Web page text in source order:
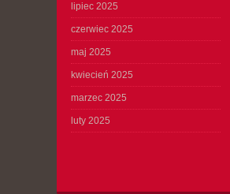
lipiec 2025
czerwiec 2025
maj 2025
kwiecień 2025
marzec 2025
luty 2025